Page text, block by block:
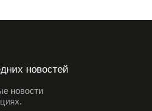
новостей
новости